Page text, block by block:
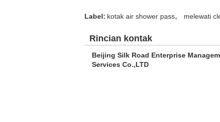
Label: kotak air shower pass, melewati
Rincian kontak
Beijing Silk Road Enterprise
Services Co.,LTD